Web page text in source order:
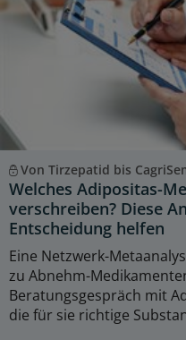
Von Tirzepatid bis
Welches Adipositas-
verschreiben? Diese
Entscheidung helfen
Eine Netzwerk-
zu Abnehm-
Beratungsgespräch mit
die für sie richtige